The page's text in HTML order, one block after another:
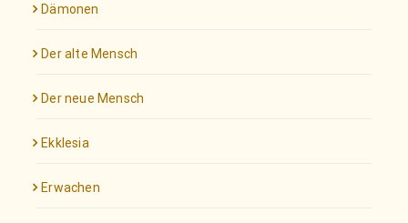
Dämonen
Der alte Mensch
Der neue Mensch
Ekklesia
Erwachen